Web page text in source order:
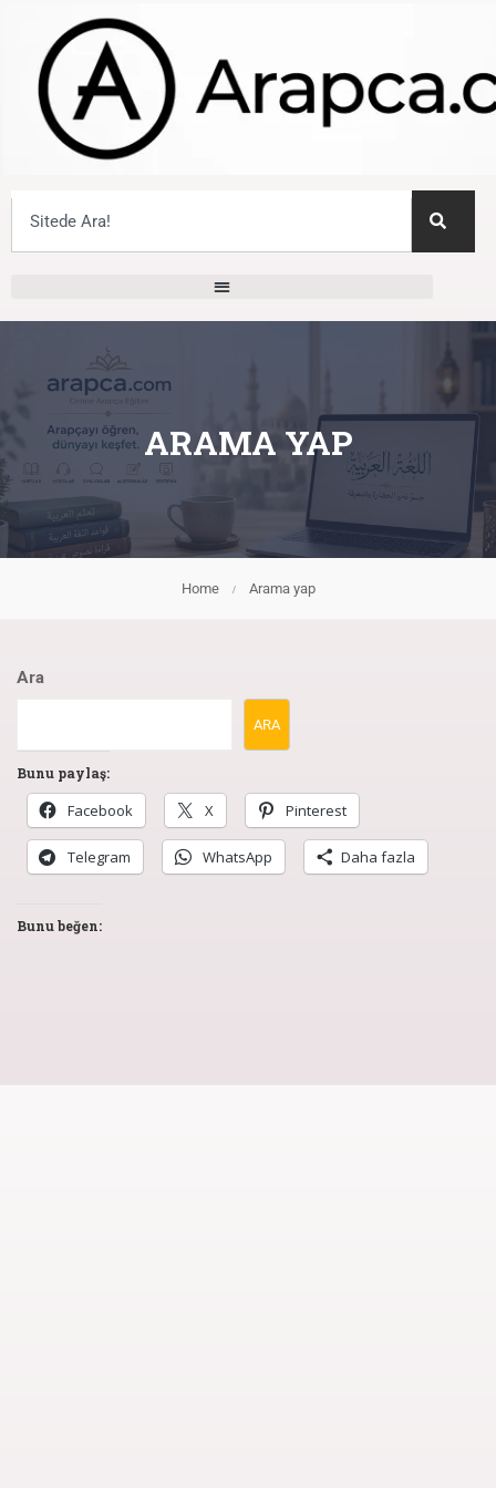
Home Arama yap
ARAMA YAP
Ara
ARA
When autocomplete results are available use up and down
Bunu paylaş:
Facebook X Pinterest
Telegram WhatsApp Daha fazla
Bunu beğen: